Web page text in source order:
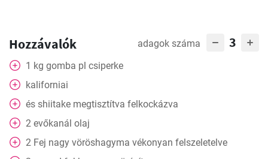
Hozzávalók adagok száma 3
1 kg gomba pl csiperke
kaliforniai
és shiitake megtisztítva felkockázva
2 evőkanál olaj
2 Fej nagy vöröshagyma vékonyan felszeletelve